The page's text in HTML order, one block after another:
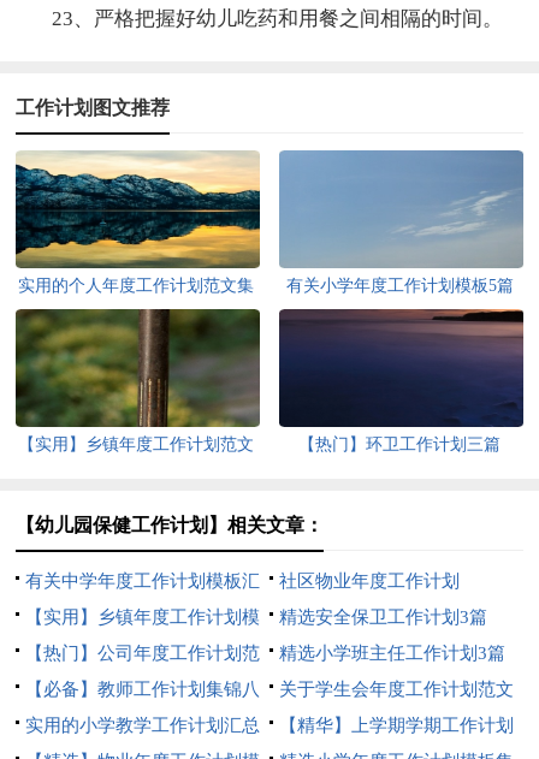
23、严格把握好幼儿吃药和用餐之间相隔的时间。
工作计划图文推荐
实用的个人年度工作计划范文集
锦九篇
有关小学年度工作计划模板5篇
【实用】乡镇年度工作计划范文
【热门】环卫工作计划三篇
【幼儿园保健工作计划】相关文章：
有关中学年度工作计划模板汇
编十篇
社区物业年度工作计划
【实用】乡镇年度工作计划模
板合集10篇
精选安全保卫工作计划3篇
【热门】公司年度工作计划范
文锦集五篇
精选小学班主任工作计划3篇
【必备】教师工作计划集锦八
篇
关于学生会年度工作计划范文
锦集五篇
实用的小学教学工作计划汇总
【精华】上学期学期工作计划